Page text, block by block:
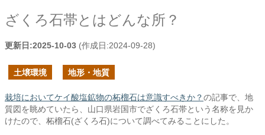
ざくろ石帯とはどんな所？
更新日:2025-10-03 (作成日:2024-09-28)
土壌環境 地形・地質
栽培においてケイ酸塩鉱物の柘榴石は意識すべきか？の記事で、地
質図を眺めていたら、山口県岩国市でざくろ石帯という名称を見か
けたので、柘榴石(ざくろ石)について調べてみることにした。